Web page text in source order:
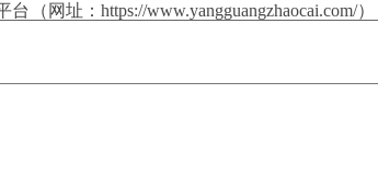
（网址：https://www.yangguangzhaocai.com/）